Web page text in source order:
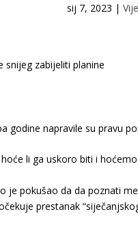
sij 7, 2023 |
godine napravile su pravu
li ga uskoro biti i
je pokušao da da poznati
prestanak